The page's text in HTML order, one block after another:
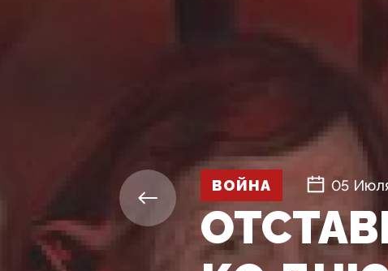
ВОЙНА 05